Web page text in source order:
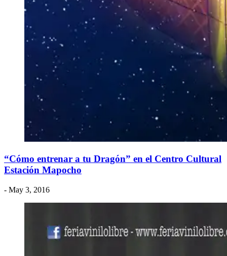
“Cómo entrenar a tu Dragón” en el Centro Cultural
Estación Mapocho
- May 3, 2016